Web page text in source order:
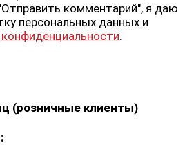
комментарий", я даю
персональных данных и
.
(розничные клиенты)